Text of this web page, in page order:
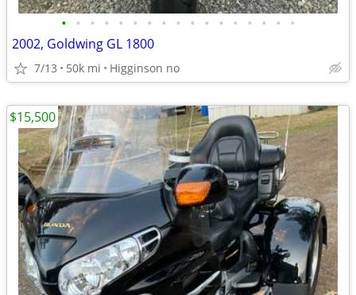
• • • • • • • • • • • • • • • • •
2002, Goldwing GL 1800
7/13 50k mi Higginson no
$15,500